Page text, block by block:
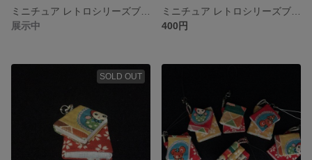
展示中
400円
SOLD OUT